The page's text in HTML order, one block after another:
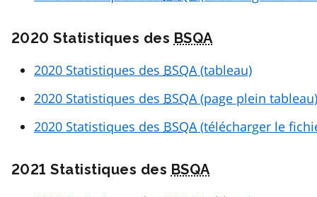
2020 Statistiques des BSQA
2020 Statistiques des BSQA(tableau)
2020 Statistiques des BSQA(page plein tableau)
2020 Statistiques des BSQA(télécharger le
2021 Statistiques des BSQA